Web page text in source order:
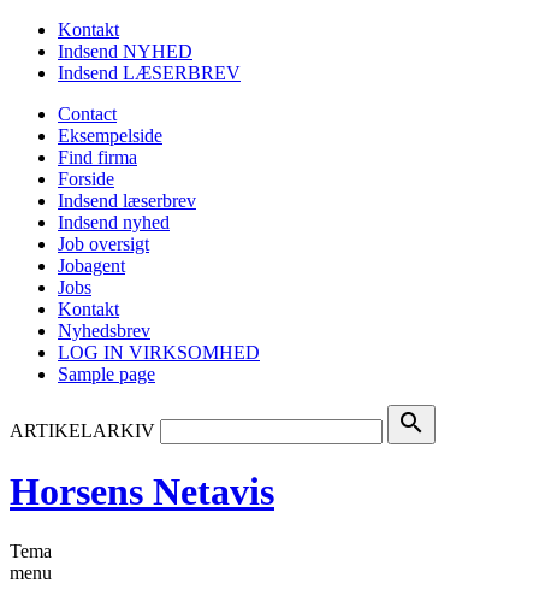
Kontakt
Indsend NYHED
Indsend LÆSERBREV
Contact
Eksempelside
Find firma
Forside
Indsend læserbrev
Indsend nyhed
Job oversigt
Jobagent
Jobs
Kontakt
Nyhedsbrev
LOG IN VIRKSOMHED
Sample page
ARTIKELARKIV search
Horsens Netavis
Tema
menu